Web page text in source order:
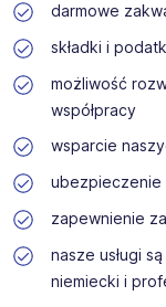
darmowe
składki i
możliwość
współpracy
wsparcie
ubezpieczenie
zapewnienie
nasze usługi
niemiecki i